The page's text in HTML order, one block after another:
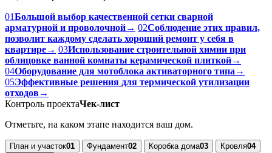
01Большой выбор качественной сетки сварной
арматурной и проволочной→ 02Соблюдение этих правил,
позволит каждому сделать хороший ремонт у себя в
квартире→ 03Использование строительной химии при
облицовке ванной комнаты керамической плиткой→
04Оборудование для мотоблока активаторного типа →
05Эффективные решения для термической утилизации
отходов→
Контроль проектаЧек-лист
Отметьте, на каком этапе находится ваш дом.
План и участок01 Фундамент02 Коробка дома03 Кровля04